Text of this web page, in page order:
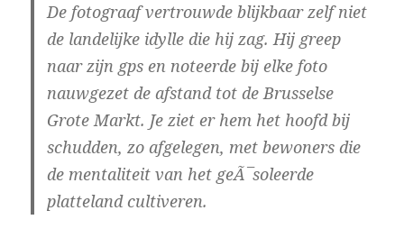
De fotograaf vertrouwde blijkbaar zelf niet
de landelijke idylle die hij zag. Hij greep
naar zijn gps en noteerde bij elke foto
nauwgezet de afstand tot de Brusselse
Grote Markt. Je ziet er hem het hoofd bij
schudden, zo afgelegen, met bewoners die
de mentaliteit van het geÃ¯soleerde
platteland cultiveren.